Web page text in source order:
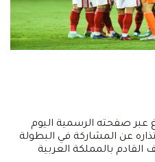
عبر صفحته الرسمية اليوم
2023، عن اعتذاره عن المشاركة في البطولة
القادم بالمملكة العربية